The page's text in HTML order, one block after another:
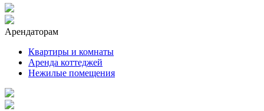
Арендаторам
Квартиры и комнаты
Аренда коттеджей
Нежилые помещения